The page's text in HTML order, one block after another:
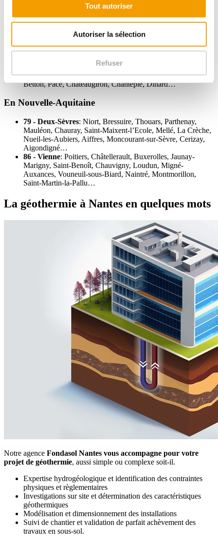
Tout autoriser
Autoriser la sélection
Refuser
Challans, Montaigu-Vendée, Les Herbiers, Fontenay-le-
Comte, Saint-Hilaire-de-Riez, Aizenay, Luçon, Essarts en
Bocage, Saint-Jean-de-Monts, Le Poiré-sur-Vie,
En Bretagne
: Rennes, Saint-Malo, Fougères, Vitré,
Bruz, Cesson-Sévigné, Saint-Jacques-de-la-Lande, Pacé,
Betton, Pacé, Châteaugiron, Chantepie, Dinard…
En Nouvelle-Aquitaine
79 - Deux-Sèvres: Niort, Bressuire, Thouars, Parthenay,
Mauléon, Chauray, Saint-Maixent-l’Ecole, Mellé, La Crèche,
Nueil-les-Aubiers, Aiffres, Moncourant-sur-Sèvre, Cerizay,
Aigondigné…
86 - Vienne: Poitiers, Châtellerault, Buxerolles, Jaunay-
Marigny, Saint-Benoît, Chauvigny, Loudun, Migné-
Auxances, Vouneuil-sous-Biard, Naintré, Montmorillon,
Saint-Martin-la-Pallu…
La géothermie à Nantes en quelques mots
Notre agence Fondasol Nantes vous accompagne pour votre
projet de géothermie, aussi simple ou complexe soit-il.
Expertise hydrogéologique et identification des contraintes
physiques et règlementaires
Investigations sur site et détermination des caractéristiques
géothermiques
Modélisation et dimensionnement des installations
Suivi de chantier et validation de parfait achèvement des
travaux en sous-sol.